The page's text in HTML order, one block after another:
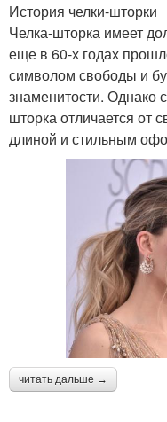
История челки-шторки
Челка-шторка имеет
еще в 60-х годах
символом свободы и
знаменитости. Однако
шторка отличается от
длиной и стильным
читать дальше →